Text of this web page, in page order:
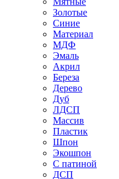
Золотые
Синие
Материал
МДФ
Эмаль
Акрил
Береза
Дерево
Дуб
ЛДСП
Массив
Пластик
Шпон
Экошпон
С патиной
ДСП